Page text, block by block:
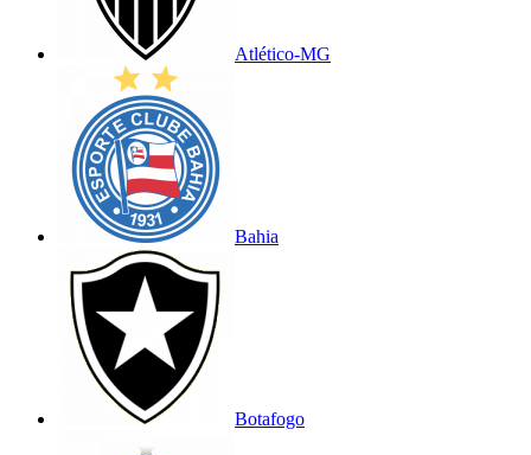
Atlético-MG
Bahia
Botafogo